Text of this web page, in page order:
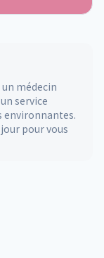
médecin
service
environnantes.
pour vous